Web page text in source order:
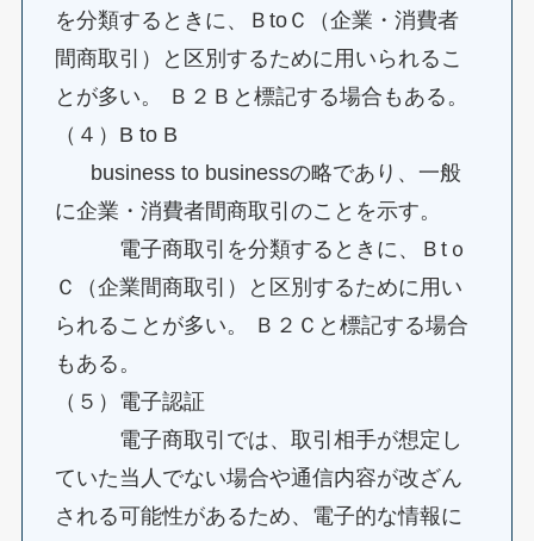
を分類するときに、ＢtoＣ（企業・消費者
間商取引）と区別するために用いられるこ
とが多い。 Ｂ２Ｂと標記する場合もある。
（４）B to B
business to businessの略であり、一般
に企業・消費者間商取引のことを示す。
電子商取引を分類するときに、Ｂtｏ
Ｃ（企業間商取引）と区別するために用い
られることが多い。 Ｂ２Ｃと標記する場合
もある。
（５）電子認証
電子商取引では、取引相手が想定し
ていた当人でない場合や通信内容が改ざん
される可能性があるため、電子的な情報に